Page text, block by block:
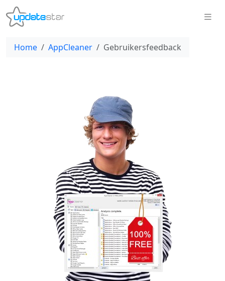
Home AppCleaner Gebruikersfeedback